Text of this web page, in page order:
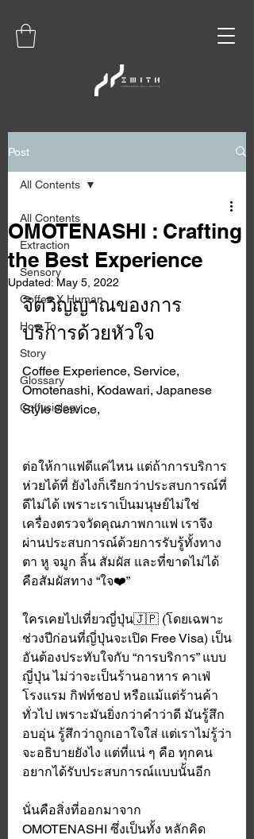
Post
All Contents
Extraction
Sensory
Coffee X Human
How To
Story
Glossary
Coffysiology
All Contents
OMOTENASHI : Crafting
the Best Experience
Updated:May 5, 2022
จิตวิญญาณของการ
บริการด้วยหัวใจ
Coffee Experience, Service,
Omotenashi, Kodawari, Japanese
Style Service,
ต่อให้กาแฟดีแค่ไหน แต่ถ้าการบริการ
ห่วยได้ที่ ยังไงก็เรียกว่าประสบการณ์ที่
ดีไม่ได้ เพราะเราเป็นมนุษย์ไม่ใช่
เครื่องตรวจวัดคุณภาพกาแฟ เราจึง
ผ่านประสบการณ์ด้วยการรับรู้ทั้งทาง
ตา หู จมูก ลิ้น สัมผัส และที่ขาดไม่ได้
คือสัมผัสทาง “ใจ❤️”
ใครเคยไปเที่ยวญี่ปุ่น🇯🇵 (โดยเฉพาะ
ช่วงปีก่อนที่ญี่ปุ่นจะเปิด Free Visa) เป็น
อันต้องประทับใจกับ “การบริการ” แบบ
ญี่ปุ่น ไม่ว่าจะเป็นร้านอาหาร คาเฟ่
โรงแรม กิฟท์ชอป หรือแม้แต่ร้านค้า
ทั่วไป เพราะมันยิ่งกว่าคำว่าดี มันรู้สึก
อบอุ่น รู้สึกว่าถูกเอาใจใส่ แต่เราไม่รู้ว่า
จะอธิบายยังไง แต่ที่แน่ ๆ คือ ทุกคน
อยากได้รับประสบการณ์แบบนั้นอีก
นั่นคือสิ่งที่ออกมาจาก
OMOTENASHI ซึ่งเป็นทั้ง หลักคิด